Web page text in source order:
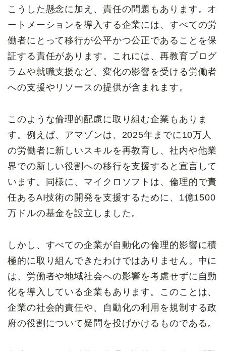
こうした懸念に加え、責任の問題もあります。オ
ートメーションを導入する企業には、すべての労
働者にとって移行が公平かつ公正であることを保
証する責任があります。これには、再教育プログ
ラムや就職支援など、変化の影響を受ける労働者
への支援やリソースの提供が含まれます。
このような倫理的配慮に取り組む企業もありま
す。例えば、アマゾンは、2025年までに10万人
の労働者に新しいスキルを再教育し、社内や他業
界での新しい役割への移行を支援すると宣言して
います。同様に、マイクロソフトは、倫理的で責
任あるAI技術の開発を支援するために、1億1500
万ドルの基金を設立しました。
しかし、すべての企業が自動化の倫理的影響に積
極的に取り組んできたわけではありません。中に
は、労働者や地域社会への影響を考慮せずに自動
化を導入している企業もあります。このことは、
企業の社会的責任や、自動化の利用を規制する政
府の役割について疑問を投げかけるものである。